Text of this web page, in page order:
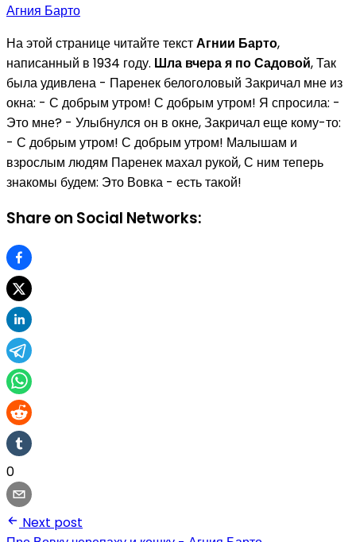
Агния Барто
На этой странице читайте текстАгнии Барто,
написанный в 1934 году. Шла вчера я по Садовой, Так
была удивлена - Паренек белоголовый Закричал мне из
окна: - С добрым утром! С добрым утром! Я спросила: -
Это мне? - Улыбнулся он в окне, Закричал еще кому-то:
- С добрым утром! С добрым утром! Малышам и
взрослым людям Паренек махал рукой, С ним теперь
знакомы будем: Это Вовка - есть такой!
Share on Social Networks:
0
Next post